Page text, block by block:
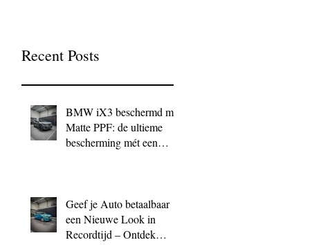
Recent Posts
BMW iX3 beschermd met
Matte PPF: de ultieme
bescherming mét een
Geef je Auto betaalbaar
een Nieuwe Look in
Recordtijd – Ontdek